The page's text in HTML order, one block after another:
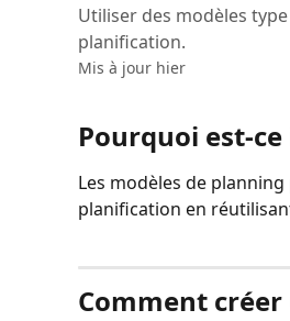
Utiliser des modèles
planification.
Mis à jour hier
Pourquoi est-
Les modèles de
planification en
Comment